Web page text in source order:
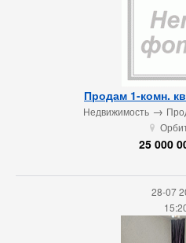
Продам 1-комн.
Недвижимость →
u
25 000
28-07